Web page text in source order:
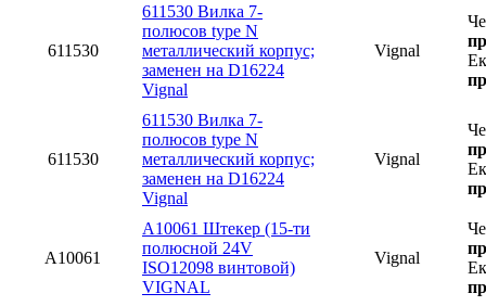
611530
611530 Вилка 7-
полюсов type N
металлический корпус;
заменен на D16224
Vignal
Vignal
611530
611530 Вилка 7-
полюсов type N
металлический корпус;
заменен на D16224
Vignal
Vignal
A10061
A10061 Штекер (15-ти
полюсной 24V
ISO12098 винтовой)
VIGNAL
Vignal